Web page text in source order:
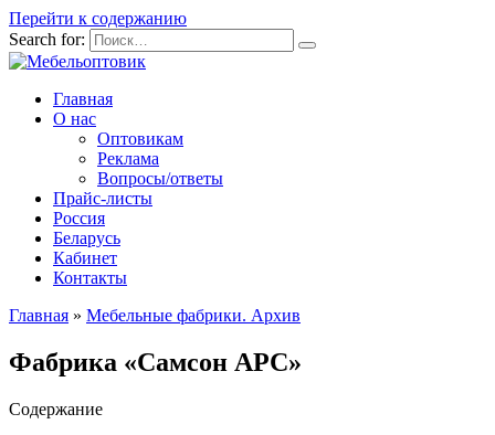
Перейти к содержанию
Search for:
Главная
О нас
Оптовикам
Реклама
Вопросы/ответы
Прайс-листы
Россия
Беларусь
Кабинет
Контакты
Главная » Мебельные фабрики. Архив
Фабрика «Самсон АРС»
Содержание